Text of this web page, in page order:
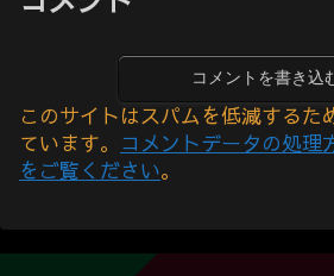
コメントを書き込
このサイトはスパムを低減する
ています。 コメントデータの処理
をご覧ください。